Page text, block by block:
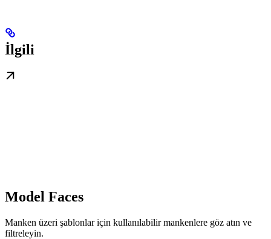
İlgili
Model Faces
Manken üzeri şablonlar için kullanılabilir mankenlere göz atın ve
filtreleyin.